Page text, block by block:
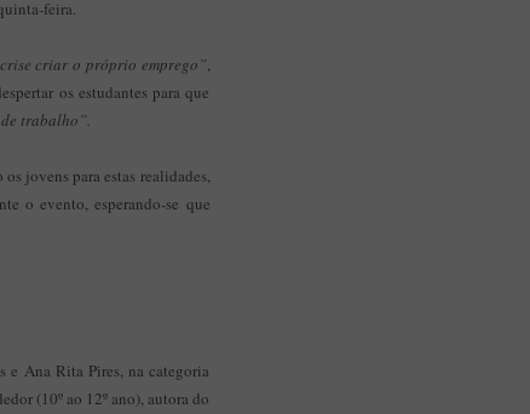
feira.
criar o próprio emprego”,
os estudantes para que
de trabalho”.
jovens para estas realidades,
o evento, esperando-se que
e Ana Rita Pires, na categoria
(10º ao 12º ano), autora do